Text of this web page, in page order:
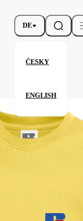
DE
ČESKY
ENGLISH